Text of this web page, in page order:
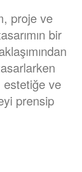
proje ve
bir
estetiğe ve
prensip